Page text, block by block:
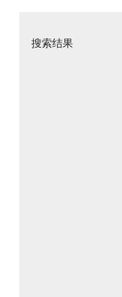
搜索结果